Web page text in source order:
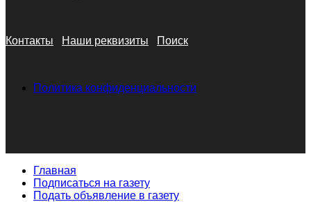
Контакты Наши реквизиты Поиск
Политика конфиденциальности
Главная
Подписаться на газету
Подать объявление в газету